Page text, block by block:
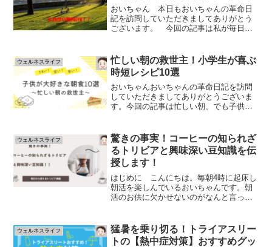
おいちゃん 本日もおいちゃんの革命日
記を訪問していただきましてありがとう
ございます。 今回の記事は私が毎日通
事は、コスパ最高。24時間経営の公園ジ
ムは驚きの進化をとげ...
ウェルネスライフ
忙しい朝の救世主！小学生が喜ぶ
時短レシピ10選
おいちゃんおいちゃんの革命日記を訪問
していただきましてありがとうございま
す。今回の記事は忙しい朝、でも子供の
ある方はぜひ最後までご覧ください！忙
しい朝の救世主！小学生が...
ウェルネスライフ
驚きの事実！コーヒーの知られざ
るトリビアと興味深い豆知識を伝
授します！
はじめに こんにちは。毎朝4時に起床し
朝活を楽しんでいるおいちゃんです。朝
活のお供に欠かせないのがなんと言って
コーヒーが大好きです。 飲みすぎに注
意とはわかっているので...
ウェルネスライフ
猛暑を乗り切る！トライアスリー
トの【熱中症対策】おすすめグッ